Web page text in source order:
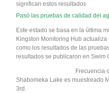
significan estos resultados
Pasó las pruebas de calidad del
Este estado se basa en la última
Kingston Monitoring Hub
como los resultados de las
resultados se publicaron en Swim
Frecuencia
Shabomeka Lake es muestreado
3rd.